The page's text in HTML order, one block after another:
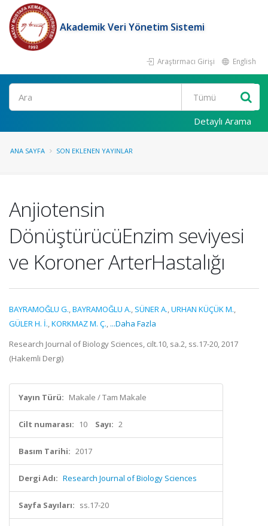
Akademik Veri Yönetim Sistemi
Araştırmacı Girişi English
Ara
Detaylı Arama
ANA SAYFA SON EKLENEN YAYINLAR
Anjiotensin
DönüştürücüEnzim seviyesi
ve Koroner ArterHastalığı
BAYRAMOĞLU G.,BAYRAMOĞLU A., SÜNER A.,URHAN KÜÇÜK M.,
GÜLER H. İ.,KORKMAZ M. Ç., ...Daha Fazla
Research Journal of Biology Sciences, cilt.10, sa.2, ss.17-20, 2017
(Hakemli Dergi)
Yayın Türü: Makale / Tam Makale
Cilt numarası: 10 Sayı: 2
Basım Tarihi: 2017
Dergi Adı: Research Journal of Biology Sciences
Sayfa Sayıları: ss.17-20